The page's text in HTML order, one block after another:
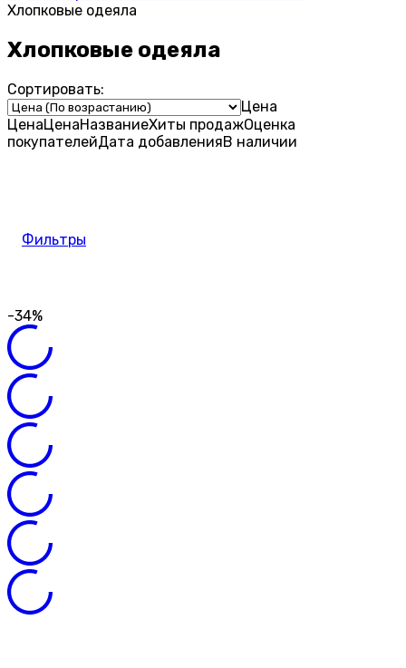
Хлопковые одеяла
Хлопковые одеяла
Сортировать:
Цена
ЦенаЦенаНазваниеХиты продажОценка
покупателейДата добавленияВ наличии
Фильтры
-34%